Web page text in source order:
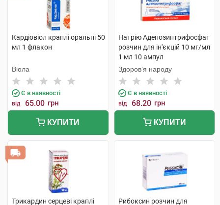
Кардіовіол краплі оральні 50
мл 1 флакон
Віола
Є в наявності
від 65.00 грн
КУПИТИ
Натрію Аденозинтрифосфат
розчин для ін'єкцій 10 мг/мл
1 мл 10 ампул
Здоров'я народу
Є в наявності
від 68.20 грн
КУПИТИ
Трикардин серцеві краплі Рибоксин розчин для